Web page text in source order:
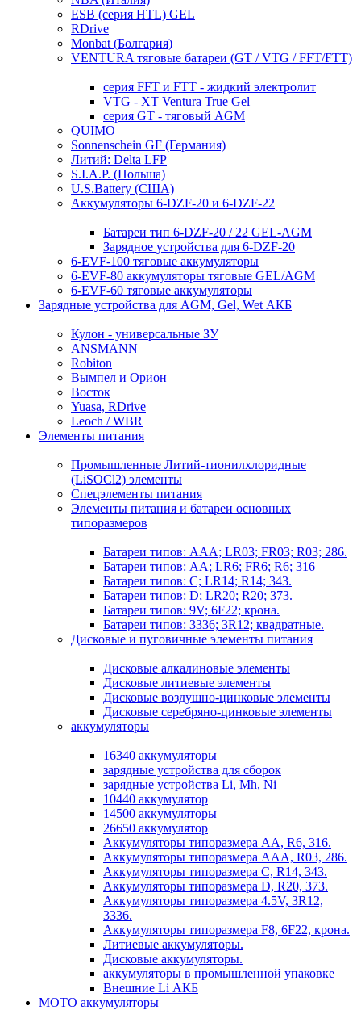
ESB (серия HTL) GEL
RDrive
Monbat (Болгария)
VENTURA тяговые батареи (GT / VTG / FFT/FTT)
серия FFT и FTT - жидкий электролит
VTG - XT Ventura True Gel
серия GT - тяговый AGM
QUIMO
Sonnenschein GF (Германия)
Литий: Delta LFP
S.I.A.P. (Польша)
U.S.Battery (США)
Аккумуляторы 6-DZF-20 и 6-DZF-22
Батареи тип 6-DZF-20 / 22 GEL-AGM
Зарядное устройства для 6-DZF-20
6-EVF-100 тяговые аккумуляторы
6-EVF-80 аккумуляторы тяговые GEL/AGM
6-EVF-60 тяговые аккумуляторы
Зарядные устройства для AGM, Gel, Wet АКБ
Кулон - универсальные ЗУ
ANSMANN
Robiton
Вымпел и Орион
Восток
Yuasa, RDrive
Leoch / WBR
Элементы питания
Промышленные Литий-тионилхлоридные
(LiSOCl2) элементы
Спецэлементы питания
Элементы питания и батареи основных
типоразмеров
Батареи типов: AAA; LR03; FR03; R03; 286.
Батареи типов: AA; LR6; FR6; R6; 316
Батареи типов: C; LR14; R14; 343.
Батареи типов: D; LR20; R20; 373.
Батареи типов: 9V; 6F22; крона.
Батареи типов: 3336; 3R12; квадратные.
Дисковые и пуговичные элементы питания
Дисковые алкалиновые элементы
Дисковые литиевые элементы
Дисковые воздушно-цинковые элементы
Дисковые серебряно-цинковые элементы
аккумуляторы
16340 аккумуляторы
зарядные устройства для сборок
зарядные устройства Li, Mh, Ni
10440 аккумулятор
14500 аккумуляторы
26650 аккумулятор
Аккумуляторы типоразмера АА, R6, 316.
Аккумуляторы типоразмера ААА, R03, 286.
Аккумуляторы типоразмера С, R14, 343.
Аккумуляторы типоразмера D, R20, 373.
Аккумуляторы типоразмера 4.5V, 3R12,
3336.
Аккумуляторы типоразмера F8, 6F22, крона.
Литиевые аккумуляторы.
Дисковые аккумуляторы.
аккумуляторы в промышленной упаковке
Внешние Li АКБ
МОТО аккумуляторы